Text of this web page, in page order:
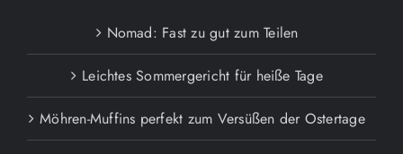
Nomad: Fast zu gut zum Teilen
Leichtes Sommergericht für heiße Tage
Möhren-Muffins perfekt zum Versüßen der Ostertage